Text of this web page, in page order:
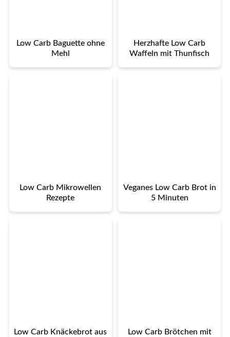
Low Carb Baguette ohne
Mehl
Herzhafte Low Carb
Waffeln mit Thunfisch
Low Carb Mikrowellen
Rezepte
Veganes Low Carb Brot in
5 Minuten
Low Carb Knäckebrot aus
Low Carb Brötchen mit